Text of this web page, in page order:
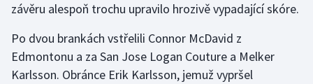
Triatlon
závěru alespoň trochu upravilo hrozivě vypadající skóre.
Po dvou brankách vstřelili Connor McDavid z
Edmontonu a za San Jose Logan Couture a Melker
Karlsson. Obránce Erik Karlsson, jemuž vypršel